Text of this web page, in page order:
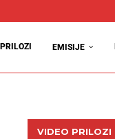
PRILOZI EMISIJE
VIDEO PRILOZI